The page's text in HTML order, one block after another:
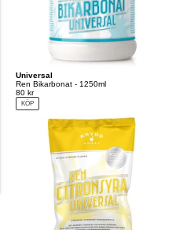
Universal
Ren Bikarbonat - 1250ml
80 kr
KÖP